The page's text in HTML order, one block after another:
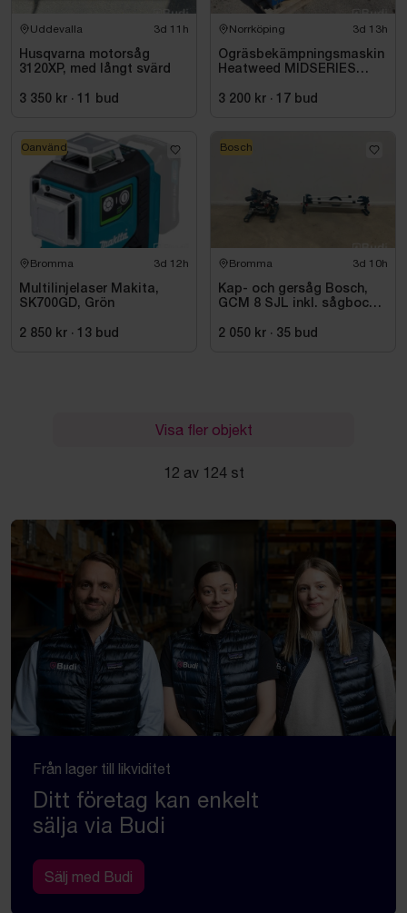
Uddevalla 3d 11h
Husqvarna motorsåg
3120XP, med långt svärd
3 350 kr · 11 bud
Norrköping 3d 13h
Ogräsbekämpningsmaskin
Heatweed MIDSERIES
3 200 kr · 17 bud
Bromma 3d 12h
Multilinjelaser Makita,
SK700GD, Grön
2 850 kr · 13 bud
Oanvänd
Bromma 3d 10h
Kap- och gersåg Bosch,
GCM 8 SJL inkl. sågbock
2 050 kr · 35 bud
Bosch
Visa fler objekt
12 av 124 st
Från lager till likviditet
Ditt företag kan enkelt
sälja via Budi
Sälj med Budi